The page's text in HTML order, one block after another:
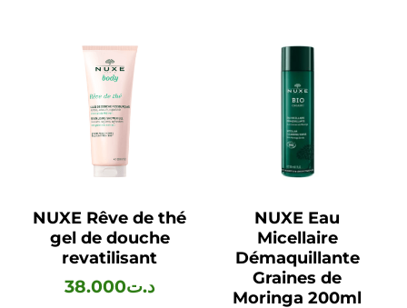
NUXE Rêve de thé
gel de douche
revatilisant
د.ت38.000
NUXE Eau
Micellaire
Démaquillante
Graines de
Moringa 200ml